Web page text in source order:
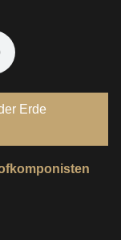
der Erde